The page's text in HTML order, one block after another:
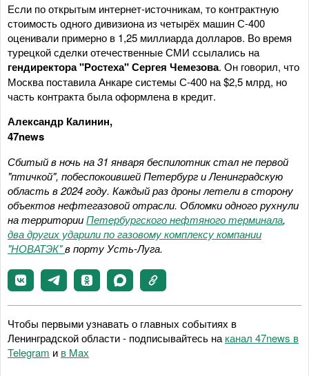
Если по открытым интернет-источникам, то контрактную
стоимость одного дивизиона из четырёх машин С-400
оценивали примерно в 1,25 миллиарда долларов. Во время
турецкой сделки отечественные СМИ ссылались на
гендиректора "Ростеха" Сергея Чемезова. Он говорил, что
Москва поставила Анкаре системы С-400 на $2,5 млрд, но
часть контракта была оформлена в кредит.
Александр Калинин,
47news
Сбитый в ночь на 31 января беспилотник стал не первой
"птичкой", побеспокоившей Петербург и Ленинградскую
область в 2024 году. Каждый раз дроны летели в сторону
объектов нефтегазовой отрасли. Обломки одного рухнули
на территорииПетербургского нефтяного терминала,
два других ударили по газовому комплексу компании
"НОВАТЭК"в порту Усть-Луга.
Чтобы первыми узнавать о главных событиях в
Ленинградской области - подписывайтесь на канал 47news в
Telegram и в Maх